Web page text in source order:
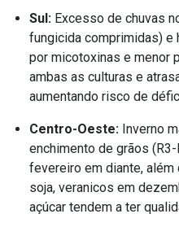
Sul:Excesso de chuvas
fungicida comprimidas) e
por micotoxinas e menor
ambas as culturas e
aumentando risco de
Centro-Oeste:Inverno
enchimento de grãos
fevereiro em diante,
soja, veranicos em
açúcar tendem a ter